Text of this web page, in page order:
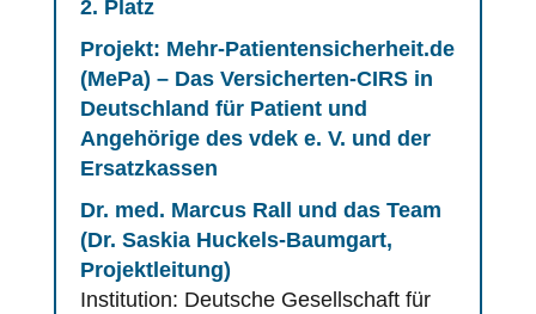
2. Platz
Projekt: Mehr-Patientensicherheit.de
(MePa) – Das Versicherten-CIRS in
Deutschland für Patient und
Angehörige des vdek e. V. und der
Ersatzkassen
Dr. med. Marcus Rall und das Team
(Dr. Saskia Huckels-Baumgart,
Projektleitung)
Institution: Deutsche Gesellschaft für